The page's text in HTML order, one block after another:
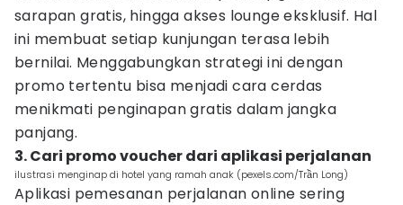
sarapan gratis, hingga akses lounge eksklusif. Hal
ini membuat setiap kunjungan terasa lebih
bernilai. Menggabungkan strategi ini dengan
promo tertentu bisa menjadi cara cerdas
menikmati penginapan gratis dalam jangka
panjang.
3. Cari promo voucher dari aplikasi perjalanan
ilustrasi menginap di hotel yang ramah anak (pexels.com/Trần Long)
Aplikasi pemesanan perjalanan online sering